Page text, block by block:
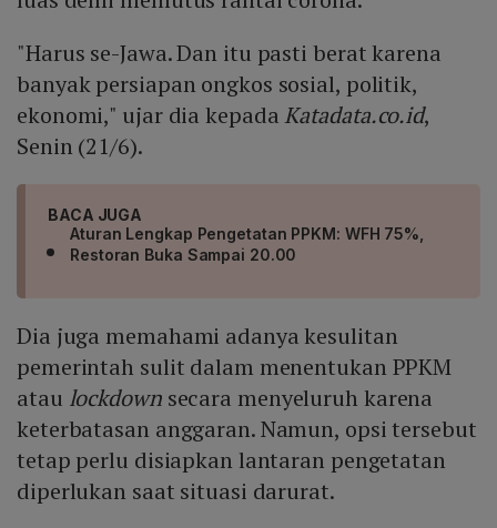
"Harus se-Jawa. Dan itu pasti berat karena
banyak persiapan ongkos sosial, politik,
ekonomi," ujar dia kepada Katadata.co.id,
Senin (21/6).
BACA JUGA
Aturan Lengkap Pengetatan PPKM: WFH 75%,
Restoran Buka Sampai 20.00
Dia juga memahami adanya kesulitan
pemerintah sulit dalam menentukan PPKM
atau lockdownsecara menyeluruh karena
keterbatasan anggaran. Namun, opsi tersebut
tetap perlu disiapkan lantaran pengetatan
diperlukan saat situasi darurat.